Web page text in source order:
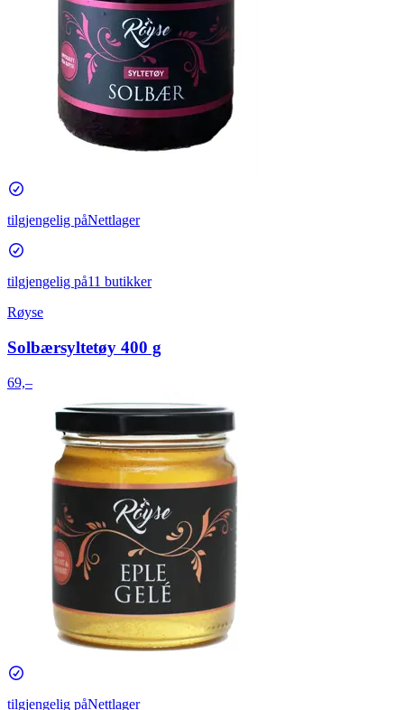
tilgjengelig påNettlager
tilgjengelig på11 butikker
Røyse
Solbærsyltetøy 400 g
69,–
tilgjengelig påNettlager